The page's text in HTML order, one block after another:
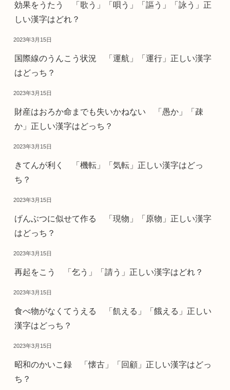
効果をうたう 「歌う」「唄う」「謳う」「詠う」正
しい漢字はどれ？
2023年3月15日
国際線のうんこう状況 「運航」「運行」正しい漢字
はどっち？
2023年3月15日
財産はおろか命までも失いかねない 「愚か」「疎
か」正しい漢字はどっち？
2023年3月15日
きてんが利く 「機転」「気転」正しい漢字はどっ
ち？
2023年3月15日
げんぶつに似せて作る 「現物」「原物」正しい漢字
はどっち？
2023年3月15日
再起をこう 「乞う」「請う」正しい漢字はどれ？
2023年3月15日
食べ物がなくてうえる 「飢える」「餓える」正しい
漢字はどっち？
2023年3月15日
昭和のかいこ録 「懐古」「回顧」正しい漢字はどっ
ち？